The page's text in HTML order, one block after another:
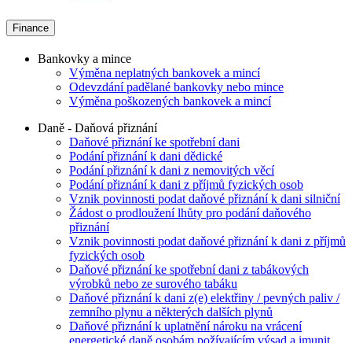
Finance
Bankovky a mince
Výměna neplatných bankovek a mincí
Odevzdání padělané bankovky nebo mince
Výměna poškozených bankovek a mincí
Daně - Daňová přiznání
Daňové přiznání ke spotřební dani
Podání přiznání k dani dědické
Podání přiznání k dani z nemovitých věcí
Podání přiznání k dani z příjmů fyzických osob
Vznik povinnosti podat daňové přiznání k dani silniční
Žádost o prodloužení lhůty pro podání daňového
přiznání
Vznik povinnosti podat daňové přiznání k dani z příjmů
fyzických osob
Daňové přiznání ke spotřební dani z tabákových
výrobků nebo ze surového tabáku
Daňové přiznání k dani z(e) elektřiny / pevných paliv /
zemního plynu a některých dalších plynů
Daňové přiznání k uplatnění nároku na vrácení
energetické daně osobám požívajícím výsad a imunit